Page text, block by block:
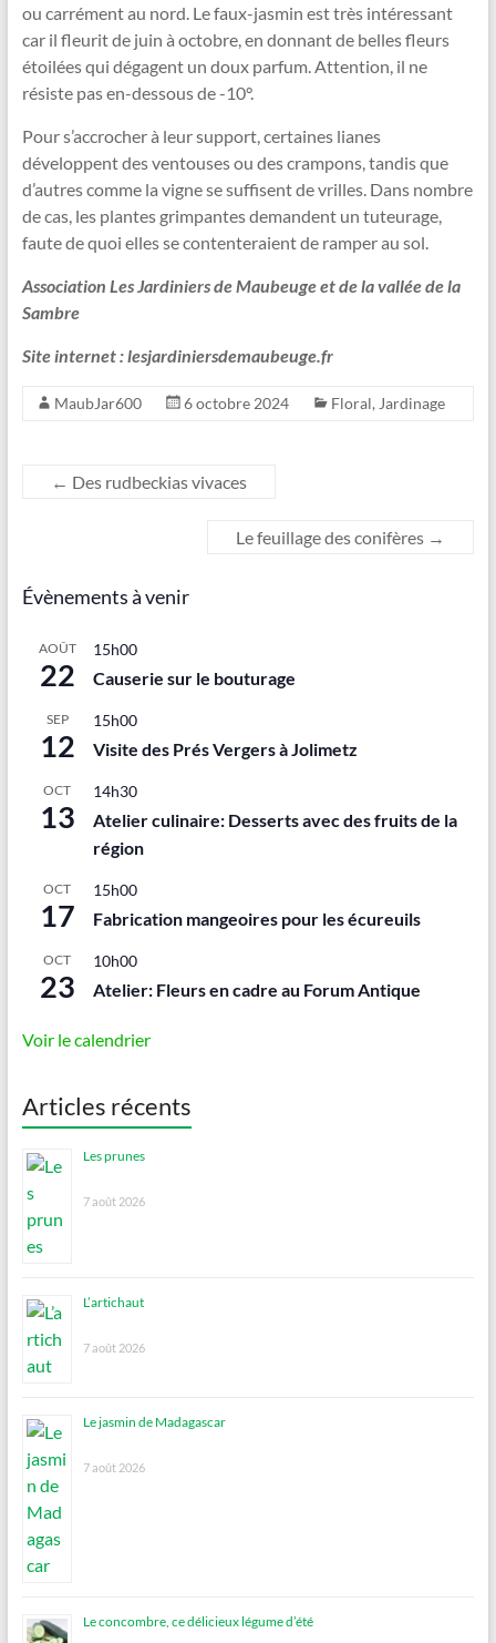
ou carrément au nord. Le faux-jasmin est très intéressant
car il fleurit de juin à octobre, en donnant de belles fleurs
étoilées qui dégagent un doux parfum. Attention, il ne
résiste pas en-dessous de -10°.
Pour s’accrocher à leur support, certaines lianes
développent des ventouses ou des crampons, tandis que
d’autres comme la vigne se suffisent de vrilles. Dans nombre
de cas, les plantes grimpantes demandent un tuteurage,
faute de quoi elles se contenteraient de ramper au sol.
Association Les Jardiniers de Maubeuge et de la vallée de la
Sambre
Site internet : lesjardiniersdemaubeuge.fr
MaubJar600 6 octobre 2024 Floral, Jardinage
← Des rudbeckias vivaces
Le feuillage des conifères →
Évènements à venir
AOÛT
22
15h00
Causerie sur le bouturage
SEP
12
15h00
Visite des Prés Vergers à Jolimetz
OCT
13
14h30
Atelier culinaire: Desserts avec des fruits de la
région
OCT
17
15h00
Fabrication mangeoires pour les écureuils
OCT
23
10h00
Atelier: Fleurs en cadre au Forum Antique
Voir le calendrier
Articles récents
Les prunes
7 août 2026
L’artichaut
7 août 2026
Le jasmin de Madagascar
7 août 2026
Le concombre, ce délicieux légume d’été